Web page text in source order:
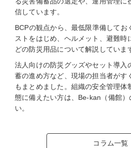
信しています。
BCPの観点から、最低限準備してお
ストをはじめ、ヘルメット、避難時
どの防災用品について解説していま
法人向けの防災グッズやセット導入
蓄の進め方など、現場の担当者がす
もまとめました。組織の安全管理体
態に備えたい方は、Be-kan（備館）
い。
コラム一覧